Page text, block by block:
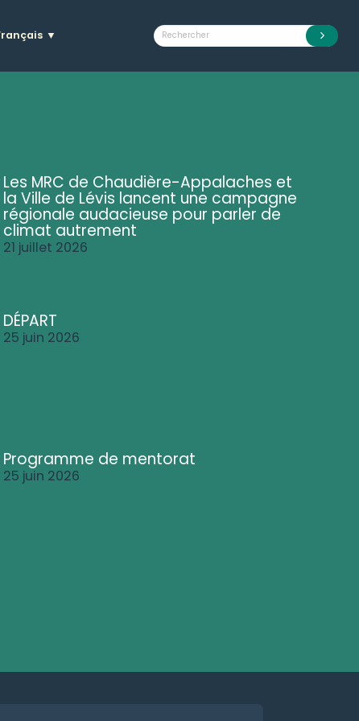
▼
Les MRC de Chaudière-Appalaches et
la Ville de Lévis lancent une campagne
régionale audacieuse pour parler de
climat autrement
21 juillet 2026
DÉPART
25 juin 2026
Programme de mentorat
25 juin 2026